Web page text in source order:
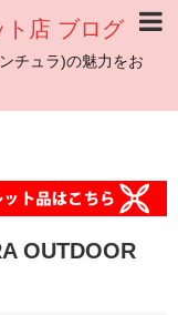
ト店 ブログ
チュラ)の魅力をお
OUTDOOR